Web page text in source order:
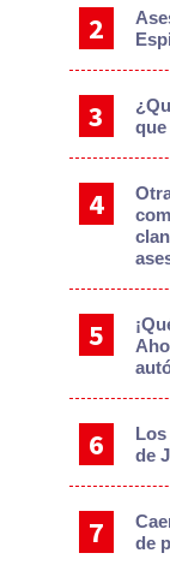
de
de